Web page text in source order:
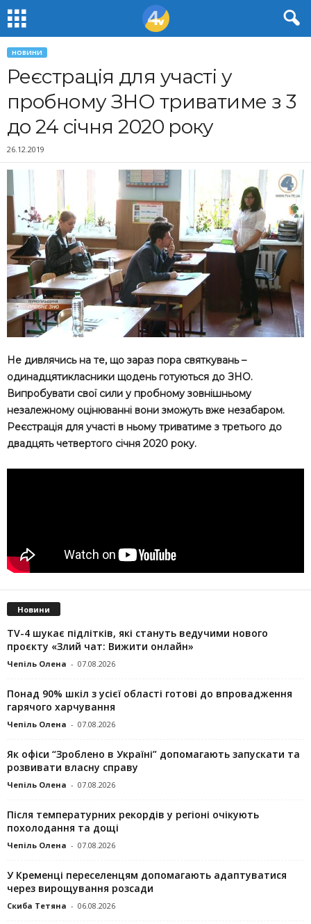
НОВИНИ
Реєстрація для участі у
пробному ЗНО триватиме з 3
до 24 січня 2020 року
26.12.2019
Не дивлячись на те, що зараз пора святкувань –
одинадцятикласники щодень готуються до ЗНО.
Випробувати свої сили у пробному зовнішньому
незалежному оцінюванні вони зможуть вже незабаром.
Реєстрація для участі в ньому триватиме з третього до
двадцять четвертого січня 2020 року.
Новини
TV-4 шукає підлітків, які стануть ведучими нового
проєкту «Злий чат: Вижити онлайн»
Чепіль Олена - 07.08.2026
Понад 90% шкіл з усієї області готові до впровадження
гарячого харчування
Чепіль Олена - 07.08.2026
Як офіси “Зроблено в Україні” допомагають запускaти та
розвивати власну справу
Чепіль Олена - 07.08.2026
Після температурних рекордів у регіоні очікують
похолодання та дощі
Чепіль Олена - 07.08.2026
У Кременці переселенцям допомагають адаптуватися
через вирощування розсади
Скиба Тетяна - 06.08.2026